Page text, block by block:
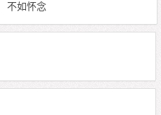
不如怀念